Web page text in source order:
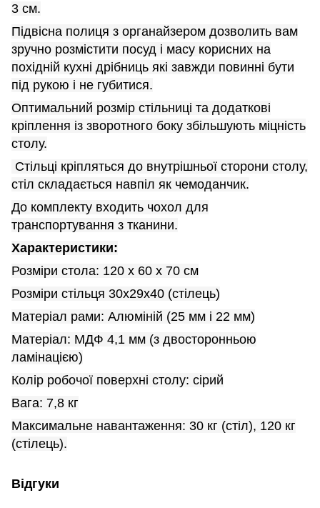
3 см.
Підвісна полиця з органайзером дозволить вам
зручно розмістити посуд і масу корисних на
похідній кухні дрібниць які завжди повинні бути
під рукою і не губитися.
Оптимальний розмір стільниці та додаткові
кріплення із зворотного боку збільшують міцність
столу.
Стільці кріпляться до внутрішньої сторони столу,
стіл складається навпіл як чемоданчик.
До комплекту входить чохол для
транспортування з тканини.
Характеристики:
Розміри стола: 120 х 60 х 70 см
Розміри стільця 30х29х40 (стілець)
Матеріал рами: Алюміній (25 мм і 22 мм)
Матеріал: МДФ 4,1 мм (з двосторонньою
ламінацією)
Колір робочої поверхні столу: сірий
Вага: 7,8 кг
Максимальне навантаження: 30 кг (стіл), 120 кг
(стілець).
Відгуки